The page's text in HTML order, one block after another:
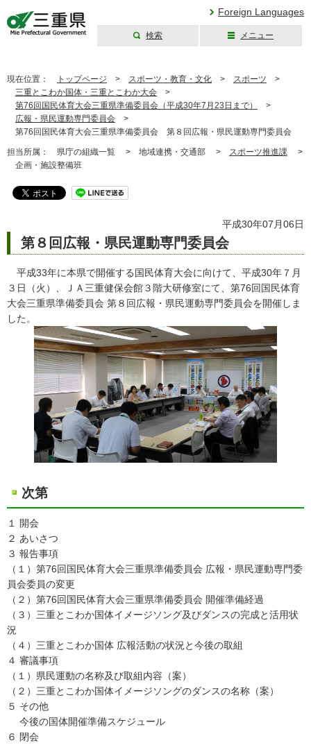
Foreign Languages
検索 メニュー
現在位置： トップページ > スポーツ・教育・文化 > スポーツ >
三重とこわか国体・三重とこわか大会 >
第76回国民体育大会三重県準備委員会（平成30年7月23日まで）
>
広報・県民運動専門委員会 >
第76回国民体育大会三重県準備委員会 第８回広報・県民運動専門委員会
担当所属： 県庁の組織一覧 > 地域連携・交通部 > スポーツ推進課 >
企画・施設整備班
平成30年07月06日
第８回広報・県民運動専門委員会
平成33年に本県で開催する国民体育大会に向けて、平成30年７月
３日（火）、ＪＡ三重健保会館３階大研修室にて、第76回国民体育
大会三重県準備委員会 第８回広報・県民運動専門委員会を開催しま
した。
次第
１ 開会
２ あいさつ
３ 報告事項
（１）第76回国民体育大会三重県準備委員会 広報・県民運動専門委
員会委員の変更
（２）第76回国民体育大会三重県準備委員会 開催準備経過
（３）三重とこわか国体イメージソング及びダンスの完成と活用状
況
（４）三重とこわか国体 広報活動の状況と今後の取組
４ 審議事項
（１）県民運動の名称及び取組内容（案）
（２）三重とこわか国体イメージソングのダンスの名称（案）
５ その他
今後の国体開催準備スケジュール
６ 閉会